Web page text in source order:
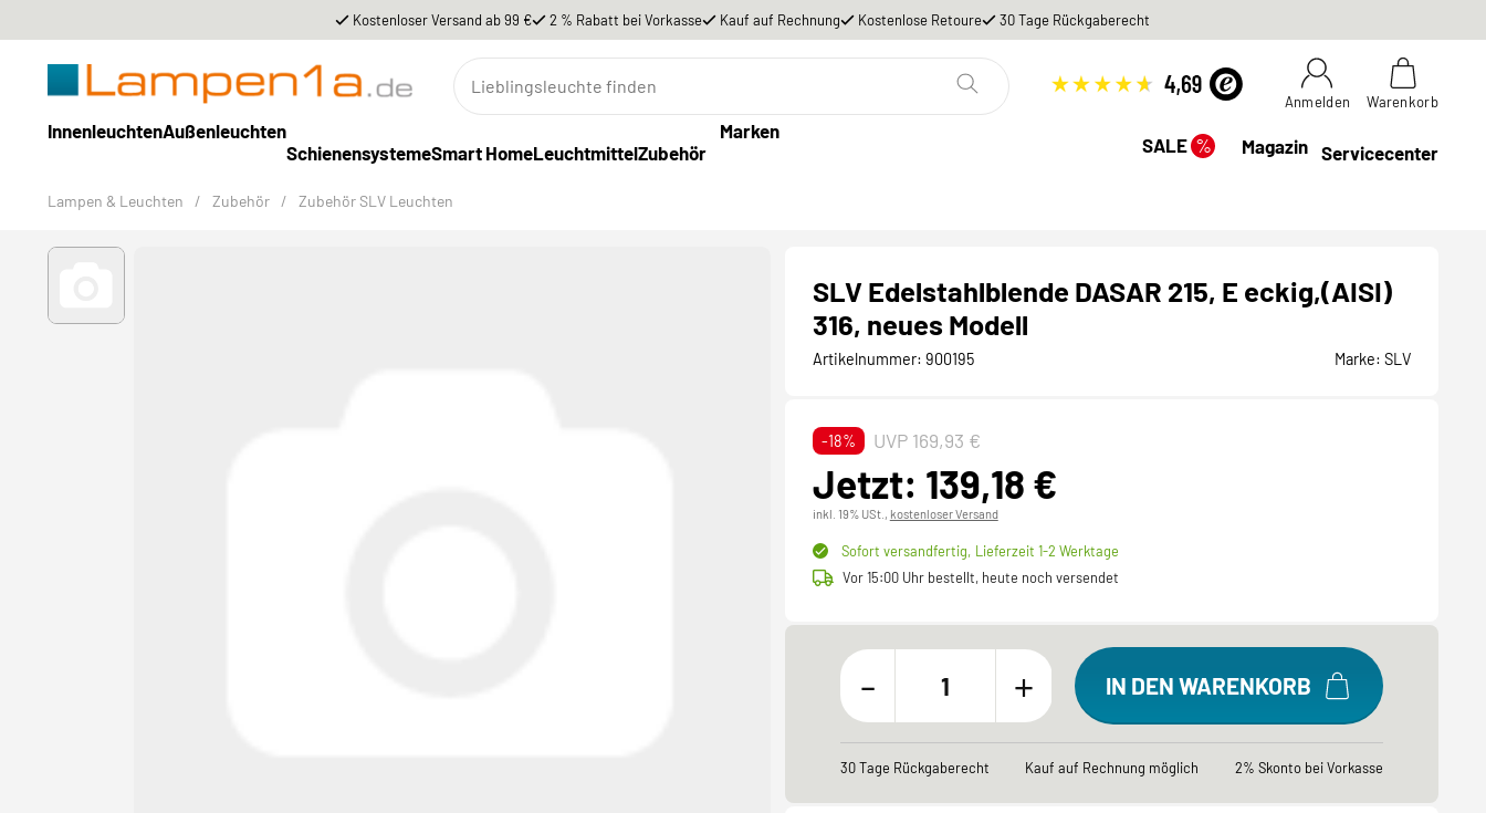
Kostenloser Versand ab 99 € 2 % Rabatt bei Vorkasse Kauf auf Rechnung Kostenlose Retoure 30 Tage Rückgaberecht
Anmelden Warenkorb
InnenleuchtenAußenleuchten
SchienensystemeSmart HomeLeuchtmittelZubehör
Marken
SALE% Magazin Servicecenter
Lampen & Leuchten / Zubehör / Zubehör SLV Leuchten
SLV Edelstahlblende DASAR 215, E eckig,(AISI)
316, neues Modell
Artikelnummer: 900195 Marke: SLV
-18% UVP 169,93 €
Jetzt: 139,18 €
inkl. 19% USt., kostenloser Versand
Sofort versandfertig, Lieferzeit 1-2 Werktage
Vor 15:00 Uhr bestellt, heute noch versendet
- + IN DEN WARENKORB
30 Tage Rückgaberecht Kauf auf Rechnung möglich 2% Skonto bei Vorkasse